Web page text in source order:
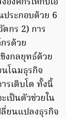
ประกอบด้วย 6
กร 2) การ
รด้วย
งกลยุทธ์ด้วย
โฉมธุรกิจ
รเติบโต ทั้งนี้
เป็นตัวช่วยใน
ยนแปลงธุรกิจ